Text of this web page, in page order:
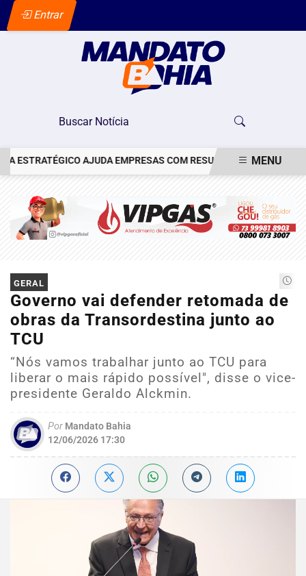
Entrar
AJUDA EMPRESAS COM RESULTADOS MENSURÁVEIS
MENU
GERAL
Governo vai defender retomada de
obras da Transordestina junto ao
TCU
“Nós vamos trabalhar junto ao TCU para
liberar o mais rápido possível", disse o vice-
presidente Geraldo Alckmin.
Por Mandato Bahia
12/06/2026 17:30